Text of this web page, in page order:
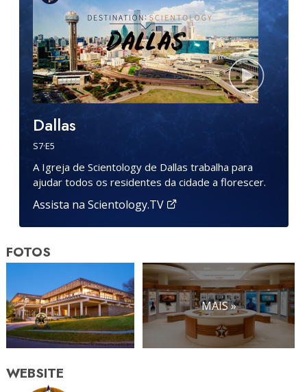
Dallas
S7·E5
A Igreja de Scientology de Dallas trabalha para
ajudar todos os residentes da cidade a florescer.
Assista na Scientology.TV
FOTOS
MAIS »
WEBSITE